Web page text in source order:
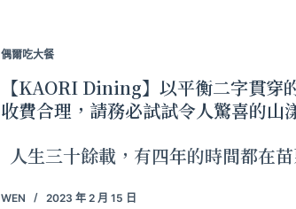
偶爾吃大餐
【KAORI Dining】以平衡二字貫穿
收費合理，請務必試試令人驚喜的山
人生三十餘載，有四年的時間都在
WEN 2023 年 2 月 15 日